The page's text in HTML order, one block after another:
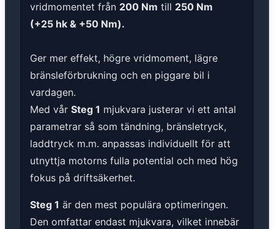
vridmomentet från 200 Nm till 250 Nm
(+25 hk & +50 Nm).
Ger mer effekt, högre vridmoment, lägre
bränsleförbrukning och en piggare bil i
vardagen.
Med vår Steg 1 mjukvara justerar vi ett antal
parametrar så som tändning, bränsletryck,
laddtryck m.m. anpassas individuellt för att
utnyttja motorns fulla potential och med hög
fokus på driftsäkerhet.
Steg 1 är den mest populära optimeringen.
Den omfattar endast mjukvara, vilket innebär